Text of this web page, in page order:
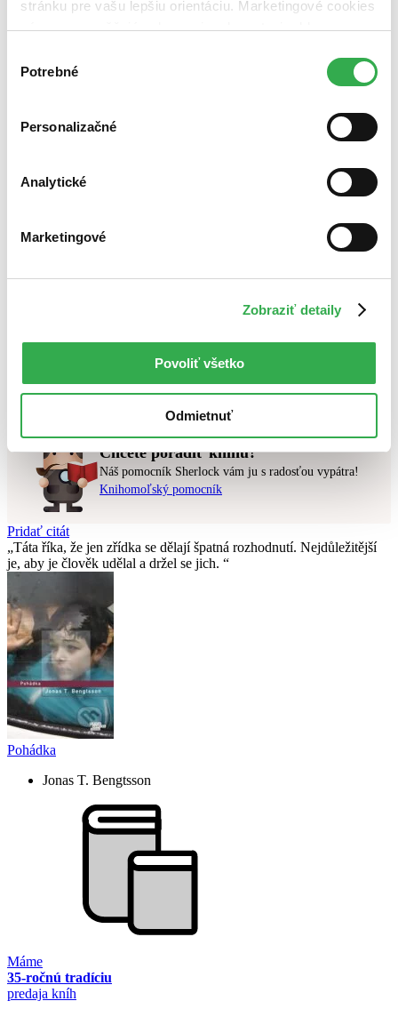
stránku pre vašu lepšiu orientáciu. Marketingové cookies
nám zas umožňujú zobrazenie relevantnej reklamy.
nám pomohlo, keby sme mohli používať všetky tieto
súhlasu
Potrebné
Personalizačné
Analytické
Marketingové
Zobraziť detaily
Povoliť všetko
Odmietnuť
opotrebovaná
čítané verzie vypredaných kníh (0 titulov)čítané verzie
Zúžiť výber
Zoradiť
Novinky
Najdrahšie
Najvyššia zľava
Zrušiť filtre
Vydavateľstvo Presco Group
Skúste prosím zmeniť vyhľadávaný výraz.
Chcete poradiť knihu?
Náš pomocník Sherlock vám ju s radosťou vypátra!
Knihomoľský pomocník
Pridať citát
Táta říka, že jen zřídka se dělají špatná rozhodnutí. Nejdůležitější
je, aby je člověk udělal a držel se jich.
Pohádka
Jonas T. Bengtsson
Máme
35-ročnú tradíciu
predaja kníh